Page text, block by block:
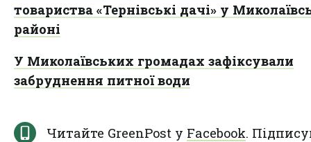
товариства «Тернівські дачі» у
районі
У Миколаївських громадах зафіксували
забруднення питної води
Читайте GreenPost у Facebook.